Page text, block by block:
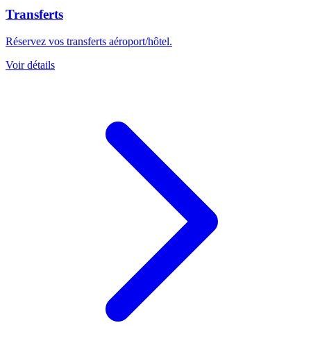
Transferts
Réservez vos transferts aéroport/hôtel.
Voir détails